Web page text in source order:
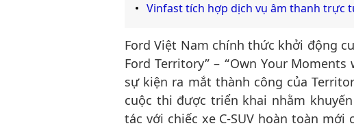
Vinfast tích hợp dịch vụ âm thanh trực
Ford Việt Nam chính thức khởi động
Ford Territory” – “Own Your
sự kiện ra mắt thành công của
cuộc thi được triển khai nhằm
tác với chiếc xe C-SUV hoàn toàn